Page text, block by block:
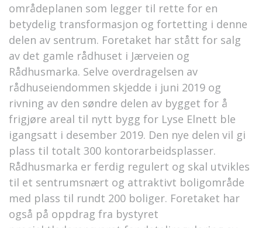
områdeplanen som legger til rette for en
betydelig transformasjon og fortetting i denne
delen av sentrum. Foretaket har stått for salg
av det gamle rådhuset i Jærveien og
Rådhusmarka. Selve overdragelsen av
rådhuseiendommen skjedde i juni 2019 og
rivning av den søndre delen av bygget for å
frigjøre areal til nytt bygg for Lyse Elnett ble
igangsatt i desember 2019. Den nye delen vil gi
plass til totalt 300 kontorarbeidsplasser.
Rådhusmarka er ferdig regulert og skal utvikles
til et sentrumsnært og attraktivt boligområde
med plass til rundt 200 boliger. Foretaket har
også på oppdrag fra bystyret